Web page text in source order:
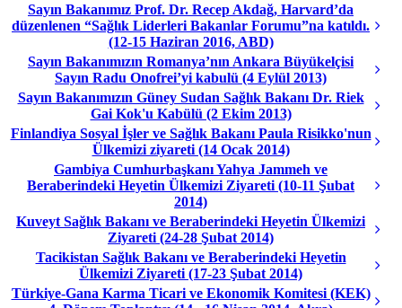
Sayın Bakanımız Prof. Dr. Recep Akdağ, Harvard’da
düzenlenen “Sağlık Liderleri Bakanlar Forumu”na katıldı.
(12-15 Haziran 2016, ABD)
Sayın Bakanımızın Romanya’nın Ankara Büyükelçisi
Sayın Radu Onofrei’yi kabulü (4 Eylül 2013)
Sayın Bakanımızın Güney Sudan Sağlık Bakanı Dr. Riek
Gai Kok'u Kabülü (2 Ekim 2013)
Finlandiya Sosyal İşler ve Sağlık Bakanı Paula Risikko'nun
Ülkemizi ziyareti (14 Ocak 2014)
Gambiya Cumhurbaşkanı Yahya Jammeh ve
Beraberindeki Heyetin Ülkemizi Ziyareti (10-11 Şubat
2014)
Kuveyt Sağlık Bakanı ve Beraberindeki Heyetin Ülkemizi
Ziyareti (24-28 Şubat 2014)
Tacikistan Sağlık Bakanı ve Beraberindeki Heyetin
Ülkemizi Ziyareti (17-23 Şubat 2014)
Türkiye-Gana Karma Ticari ve Ekonomik Komitesi (KEK)